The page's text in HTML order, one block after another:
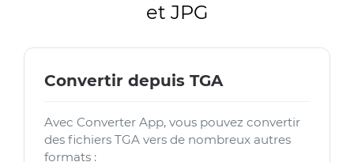
et JPG
Convertir depuis TGA
Avec Converter App, vous pouvez convertir
des fichiers TGA vers de nombreux autres
formats :